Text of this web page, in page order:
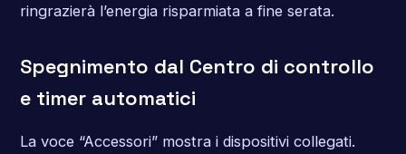
ringrazierà l’energia risparmiata a fine serata.
Spegnimento dal Centro di controllo
e timer automatici
La voce “Accessori” mostra i dispositivi collegati.